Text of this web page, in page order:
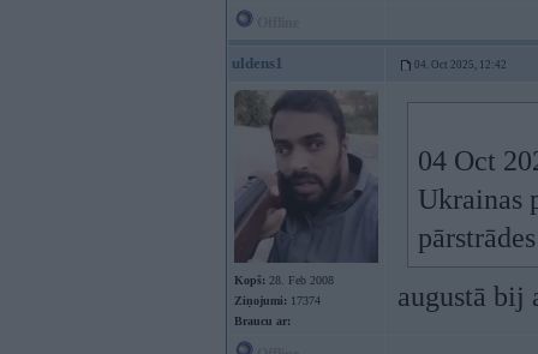
uldens1 04. Oct 2025, 12:42
Kopš: 28. Feb 2008
Ziņojumi: 17374
Braucu ar:
04 Oct
Ukrainas
augustā bij